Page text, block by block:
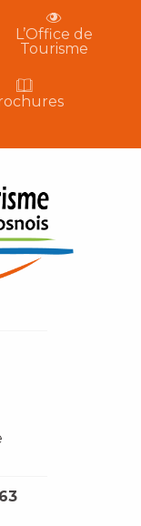
L’Office de
Tourisme